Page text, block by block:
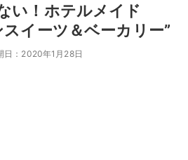
い！ホテルメイド
イーツ＆ベーカリー”
日：2020年1月28日